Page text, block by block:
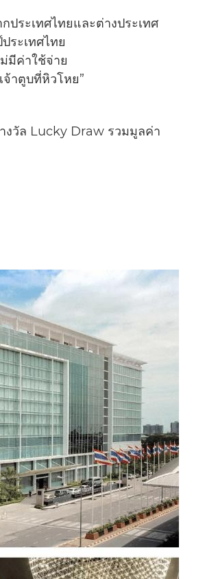
ประเทศไทยและต่างประเทศ
ระเทศไทย
มีค่าใช้จ่าย
าตูบที่หิวโหย”
งวัล Lucky Draw รวมมูลค่า